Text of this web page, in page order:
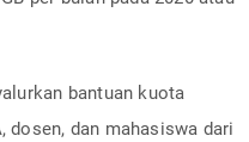
bantuan kuota
dosen, dan mahasiswa dari